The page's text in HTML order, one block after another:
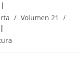
/ Volumen 21
/